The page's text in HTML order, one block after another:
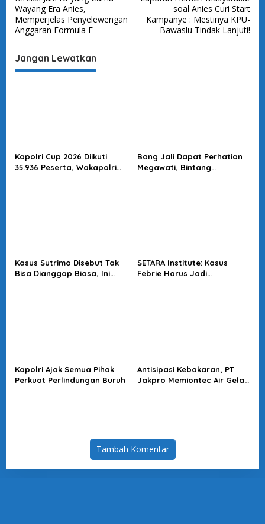
v
i
a
s
Wayang Era Anies,
Memperjelas Penyelewengan
Anggaran Formula E
soal Anies Curi Start
Kampanye : Mestinya KPU-
Bawaslu Tindak Lanjuti!
Jangan Lewatkan
Kapolri Cup 2026 Diikuti
35.936 Peserta, Wakapolri
Bang Jali Dapat Perhatian
Megawati, Bintang
Kasus Sutrimo Disebut Tak
Bisa Dianggap Biasa, Ini
SETARA Institute: Kasus
Febrie Harus Jadi
Kapolri Ajak Semua Pihak
Perkuat Perlindungan Buruh
Antisipasi Kebakaran, PT
Jakpro Memiontec Air Gelar
Tambah Komentar